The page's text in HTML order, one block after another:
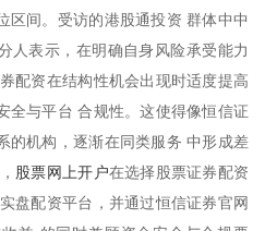
区间。受访的港股通投资 群体中中
人表示，在明确自身风险承受能力
配资在结构性机会出现时适度提高
全与平台 合规性。这使得像恒信证
的机构，逐渐在同类服务 中形成差
股票网上开户在选择股票证券配资
盘配资平台，并通过恒信证券官网